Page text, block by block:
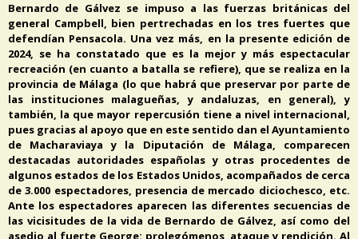
Bernardo de Gálvez se impuso a las fuerzas británicas del
general Campbell, bien pertrechadas en los tres fuertes que
defendían Pensacola. Una vez más, en la presente edición de
2024, se ha constatado que es la mejor y más espectacular
recreación (en cuanto a batalla se refiere), que se realiza en la
provincia de Málaga (lo que habrá que preservar por parte de
las instituciones malagueñas, y andaluzas, en general), y
también, la que mayor repercusión tiene a nivel internacional,
pues gracias al apoyo que en este sentido dan el Ayuntamiento
de Macharaviaya y la Diputación de Málaga, comparecen
destacadas autoridades españolas y otras procedentes de
algunos estados de los Estados Unidos, acompañados de cerca
de 3.000 espectadores, presencia de mercado diciochesco, etc.
Ante los espectadores aparecen las diferentes secuencias de
las vicisitudes de la vida de Bernardo de Gálvez, así como del
asedio al fuerte George: prolegómenos, ataque y rendición. Al